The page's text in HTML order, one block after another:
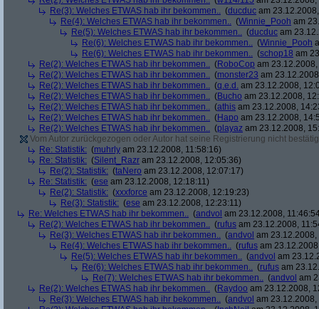
Re(3): Welches ETWAS hab ihr bekommen.. (ducduc am
Re(4): Welches ETWAS hab ihr bekommen.. (Winnie_Pooh am
Re(5): Welches ETWAS hab ihr bekommen.. (ducduc am
Re(6): Welches ETWAS hab ihr bekommen.. (Winnie_Pooh
Re(6): Welches ETWAS hab ihr bekommen.. (schop18 am
Re(2): Welches ETWAS hab ihr bekommen.. (RoboCop am
Re(2): Welches ETWAS hab ihr bekommen.. (monster23 am
Re(2): Welches ETWAS hab ihr bekommen.. (q.e.d. am 23.12.2008,
Re(2): Welches ETWAS hab ihr bekommen.. (Bucho am 23.12.2008,
Re(2): Welches ETWAS hab ihr bekommen.. (athis am 23.12.2008,
Re(2): Welches ETWAS hab ihr bekommen.. (Hapo am 23.12.2008,
Re(2): Welches ETWAS hab ihr bekommen.. (playaz am 23.12.2008,
Vom Autor zurückgezogen oder Autor hat seine Registrierung nicht
Re: Statistik: (muhrly am 23.12.2008, 11:58:16)
Re: Statistik: (Silent_Razr am 23.12.2008, 12:05:36)
Re(2): Statistik: (taNero am 23.12.2008, 12:07:17)
Re: Statistik: (ese am 23.12.2008, 12:18:11)
Re(2): Statistik: (xxxforce am 23.12.2008, 12:19:23)
Re(3): Statistik: (ese am 23.12.2008, 12:23:11)
Re: Welches ETWAS hab ihr bekommen.. (andvol am 23.12.2008,
Re(2): Welches ETWAS hab ihr bekommen.. (rufus am 23.12.2008,
Re(3): Welches ETWAS hab ihr bekommen.. (andvol am
Re(4): Welches ETWAS hab ihr bekommen.. (rufus am
Re(5): Welches ETWAS hab ihr bekommen.. (andvol am
Re(6): Welches ETWAS hab ihr bekommen.. (rufus am
Re(7): Welches ETWAS hab ihr bekommen.. (andvol am
Re(2): Welches ETWAS hab ihr bekommen.. (Raydoo am 23.12.2008,
Re(3): Welches ETWAS hab ihr bekommen.. (andvol am